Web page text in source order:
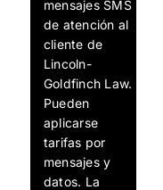
mensajes SMS
de atención al
cliente de
Lincoln-
Goldfinch Law.
Pueden
aplicarse
tarifas por
mensajes y
datos. La